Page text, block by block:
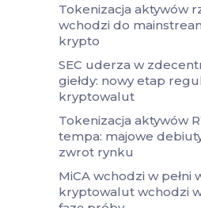
Tokenizacja aktywów
wchodzi do
krypto
SEC uderza w
giełdy: nowy etap
kryptowalut
Tokenizacja aktywów
tempa: majowe
zwrot rynku
MiCA wchodzi w pełni
kryptowalut wchodzi